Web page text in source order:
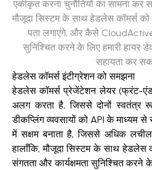
एकीकृत करना चुनौतियों का सामना
मौजूदा सिस्टम के साथ हेडलेस कॉमर्स
पता लगाएंगे, और कैसे
सुनिश्चित करने के लिए हमारी
सहायता कर
हेडलेस कॉमर्स इंटीग्रेशन को समझना
हेडलेस कॉमर्स प्रेजेंटेशन लेयर (फ्रंट-
अलग करता है, जिससे दोनों
डीकप्लिंग व्यवसायों को API के माध्यम
में सक्षम बनाता है, जिससे अधिक
हालाँकि, मौजूदा सिस्टम के साथ
संगतता और कार्यक्षमता सुनिश्चित करने